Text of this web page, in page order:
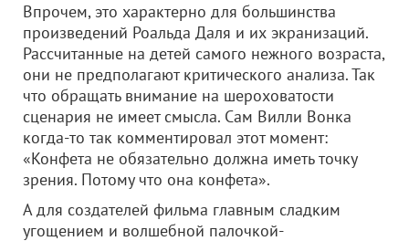
Впрочем, это характерно для большинства
произведений Роальда Даля и их экранизаций.
Рассчитанные на детей самого нежного возраста,
они не предполагают критического анализа. Так
что обращать внимание на шероховатости
сценария не имеет смысла. Сам Вилли Вонка
когда-то так комментировал этот момент:
«Конфета не обязательно должна иметь точку
зрения. Потому что она конфета».
А для создателей фильма главным сладким
угощением и волшебной палочкой-